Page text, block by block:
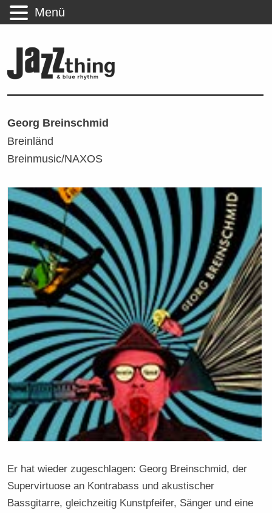
Georg Breinschmid
Breinländ
Breinmusic/NAXOS
Er hat wieder zugeschlagen: Georg Breinschmid, der
Supervirtuose an Kontrabass und akustischer
Bassgitarre, gleichzeitig Kunstpfeifer, Sänger und eine
Menü